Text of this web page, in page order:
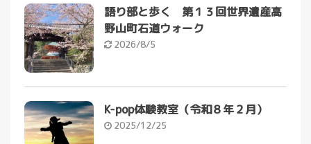
語り部と歩く 第１３回世界遺産高
野山町石道ウォーク
2026/8/5
K-pop体験教室（令和８年２月）
2025/12/25